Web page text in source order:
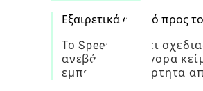
Εξαιρετικά φιλικό προς
Το Speechify έχει
ανεβάζουν γρήγορα
εμπειρία ανεξάρτητα